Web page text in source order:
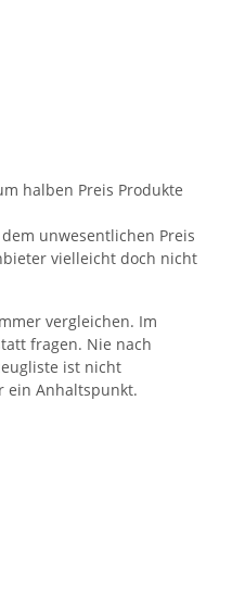
halben Preis Produkte
unwesentlichen Preis
vielleicht doch nicht
vergleichen. Im
fragen. Nie nach
ist nicht
ein Anhaltspunkt.